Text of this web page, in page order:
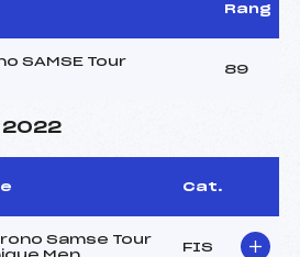
Rang
SAMSE Tour
89
2022
Cat.
Samse Tour
Men
FIS